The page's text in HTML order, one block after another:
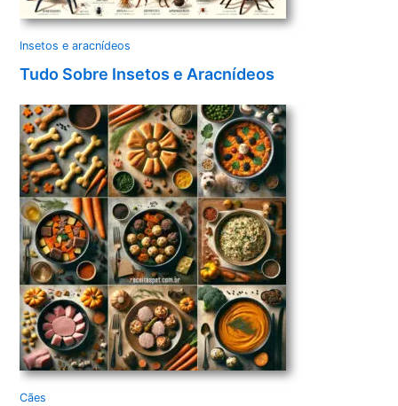
Insetos e aracnídeos
Tudo Sobre Insetos e Aracnídeos
Cães